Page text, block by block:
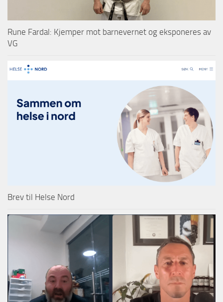
Rune Fardal: Kjemper mot barnevernet og eksponeres av
VG
Brev til Helse Nord